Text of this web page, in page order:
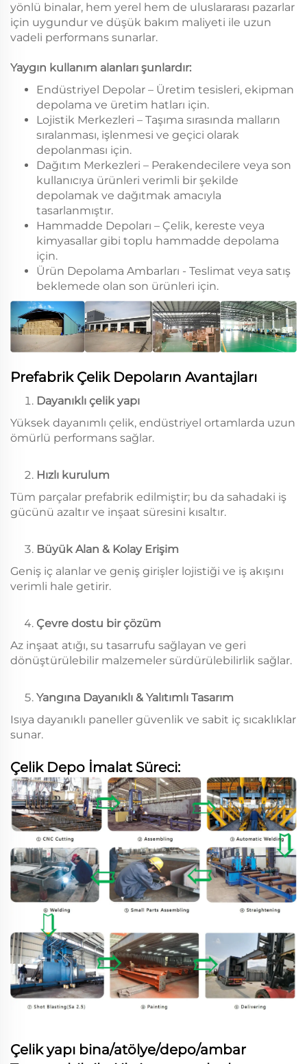
yönlü binalar, hem yerel hem de uluslararası pazarlar
için uygundur ve düşük bakım maliyeti ile uzun
vadeli performans sunarlar.
Yaygın kullanım alanları şunlardır:
Endüstriyel Depolar – Üretim tesisleri, ekipman
depolama ve üretim hatları için.
Lojistik Merkezleri – Taşıma sırasında malların
sıralanması, işlenmesi ve geçici olarak
depolanması için.
Dağıtım Merkezleri – Perakendecilere veya son
kullanıcıya ürünleri verimli bir şekilde
depolamak ve dağıtmak amacıyla
tasarlanmıştır.
Hammadde Depoları – Çelik, kereste veya
kimyasallar gibi toplu hammadde depolama
için.
Ürün Depolama Ambarları - Teslimat veya satış
beklemede olan son ürünleri için.
Prefabrik Çelik Depoların Avantajları
Dayanıklı çelik yapı
Yüksek dayanımlı çelik, endüstriyel ortamlarda uzun
ömürlü performans sağlar.
Hızlı kurulum
Tüm parçalar prefabrik edilmiştir; bu da sahadaki iş
gücünü azaltır ve inşaat süresini kısaltır.
Büyük Alan & Kolay Erişim
Geniş iç alanlar ve geniş girişler lojistiği ve iş akışını
verimli hale getirir.
Çevre dostu bir çözüm
Az inşaat atığı, su tasarrufu sağlayan ve geri
dönüştürülebilir malzemeler sürdürülebilirlik sağlar.
Yangına Dayanıklı & Yalıtımlı Tasarım
Isıya dayanıklı paneller güvenlik ve sabit iç sıcaklıklar
sunar.
Çelik Depo İmalat Süreci:
Çelik yapı bina/atölye/depo/ambar